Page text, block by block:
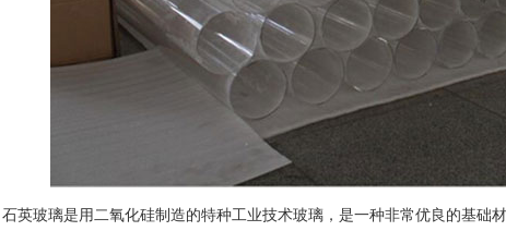
英玻璃是用二氧化硅制造的特种工业技术玻璃，是一种非常优良的基础